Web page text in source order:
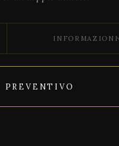
INFORMAZIONI